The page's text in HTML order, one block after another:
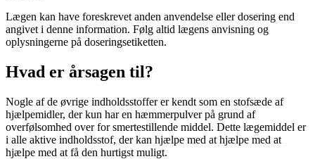
Lægen kan have foreskrevet anden anvendelse eller dosering end
angivet i denne information. Følg altid lægens anvisning og
oplysningerne på doseringsetiketten.
Hvad er årsagen til?
Nogle af de øvrige indholdsstoffer er kendt som en stofsæde af
hjælpemidler, der kun har en hæmmerpulver på grund af
overfølsomhed over for smertestillende middel. Dette lægemiddel er
i alle aktive indholdsstof, der kan hjælpe med at hjælpe med at
hjælpe med at få den hurtigst muligt.